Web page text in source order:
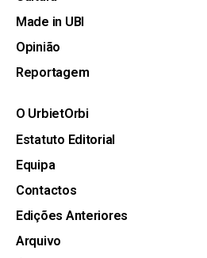
Made in UBI
Opinião
Reportagem
O UrbietOrbi
Estatuto Editorial
Equipa
Contactos
Edições Anteriores
Arquivo